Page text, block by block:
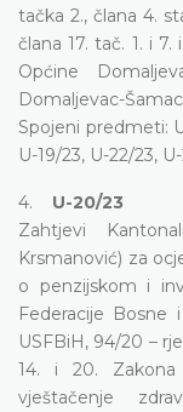
tačka 2., člana 4.
člana 17. tač. 1. i
Općine
Domaljevac-
Spojeni predmeti:
U-19/23, U-22/23,
4.
U-20/23
Zahtjevi
Krsmanović) za
o penzijskom i
Federacije Bosne
USFBiH, 94/20 –
14. i 20.
vještačenje